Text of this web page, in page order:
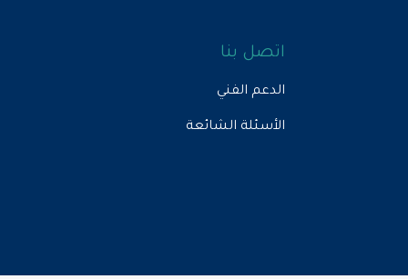
اتصل بنا
الدعم الفني
الأسئلة الشائعة